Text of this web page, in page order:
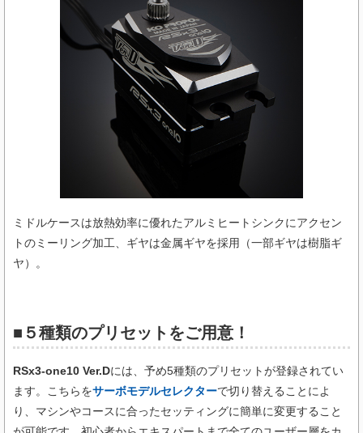
ミドルケースは放熱効率に優れたアルミヒートシンクにアクセン
トのミーリング加工、ギヤは金属ギヤを採用（一部ギヤは樹脂ギ
ヤ）。
■５種類のプリセットをご用意！
RSx3-one10 Ver.Dには、予め5種類のプリセットが登録されてい
ます。こちらをサーボモデルセレクターで切り替えることによ
り、マシンやコースに合ったセッティングに簡単に変更すること